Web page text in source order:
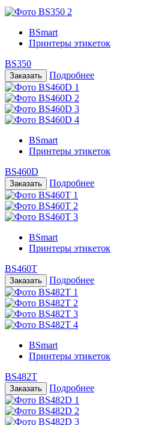
BSmart
Принтеры этикеток
BS350
Подробнее
BSmart
Принтеры этикеток
BS460D
Подробнее
BSmart
Принтеры этикеток
BS460T
Подробнее
BSmart
Принтеры этикеток
BS482T
Подробнее